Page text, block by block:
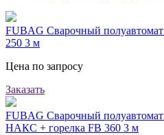
FUBAG Сварочный
250 3 м
Цена по запросу
Заказать
FUBAG Сварочный
НАКС + горелка FB 360 3 м